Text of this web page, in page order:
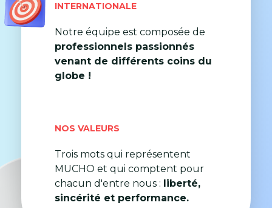
INTERNATIONALE
Notre équipe est composée de
professionnels passionnés
venant de différents coins du
globe !
NOS VALEURS
Trois mots qui représentent
MUCHO et qui comptent pour
chacun d'entre nous : liberté,
sincérité et performance.